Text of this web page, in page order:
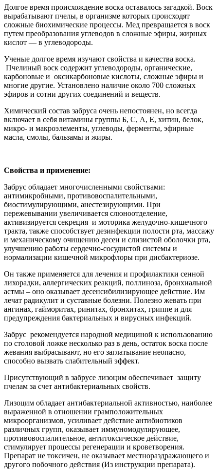
Долгое время происхождение воска оставалось загадкой. Воск
вырабатывают пчелы, в организме которых происходят
сложные биохимические процессы. Мед превращается в воск
путем преобразования углеводов в сложные эфиры, жирных
кислот — в углеводороды.
Ученые долгое время изучают свойства и качества воска.
Пчелиный воск содержит углеводороды, органические,
карбоновые и оксикарбоновые кислоты, сложные эфиры и
многие другие. Установлено наличие около 700 сложных
эфиров и сотни других соединений и веществ.
Химический состав забруса очень непостоянен, но всегда
включает в себя витамины группы Б, С, А, Е, хитин, белок,
микро- и макроэлементы, углеводы, ферменты, эфирные
масла, смолы, бальзамы и жиры.
Свойства и применение:
Забрус обладает многочисленными свойствами:
антимикробными, противовоспалительными,
биостимулирующими, анестезирующими. При
пережевывании увеличивается слюноотделение,
активизируется секреция и моторика желудочно-кишечного
тракта, также способствует дезинфекции полости рта, массажу
и механическому очищению десен и слизистой оболочки рта,
улучшению работы сердечно-сосудистой системы и
нормализации кишечной микрофлоры при дисбактериозе.
Он также применяется для лечения и профилактики сенной
лихорадки, аллергических реакций, поллиноза, бронхиальной
астмы – оно оказывает десенсибилизирующее действие. Им
лечат радикулит и суставные болезни. Полезно жевать при
ангинах, гайморитах, ринитах, бронхитах, гриппе и для
предупреждения бактериальных и вирусных инфекций.
Забрус рекомендуется народной медициной к использованию
по столовой ложке несколько раз в день, остаток воска после
жевания выбрасывают, но его заглатывание неопасно,
способно вызвать слабительный эффект.
Присутствующий в забрусе лизоцим обеспечивает защиту
пчелам за счет антибактериальных свойств.
Лизоцим обладает антибактериальной активностью, наиболее
выраженной в отношении грамположительных
микроорганизмов, усиливает действие антибиотиков
различных групп, оказывает иммуномодулирующее,
противовоспалительное, антитоксическое действие,
стимулирует процессы регенерации и кроветворения.
Препарат не токсичен, не оказывает местнораздражающего и
другого побочного действия (Из инструкции препарата).